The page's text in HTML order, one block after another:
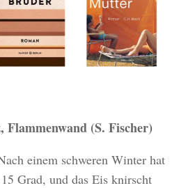
(S. Fischer)
einem schweren Winter hat
Grad, und das Eis knirscht